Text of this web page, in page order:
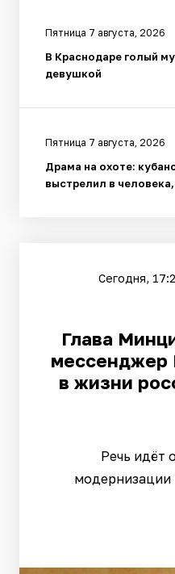
Пятница 7 августа, 2026
В Краснодаре голый
девушкой
Пятница 7 августа, 2026
Драма на охоте:
выстрелил в
Сегодня,
Глава
мессенджер
в жизни
Речь идёт
модернизации